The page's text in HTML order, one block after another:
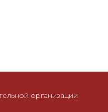
организации